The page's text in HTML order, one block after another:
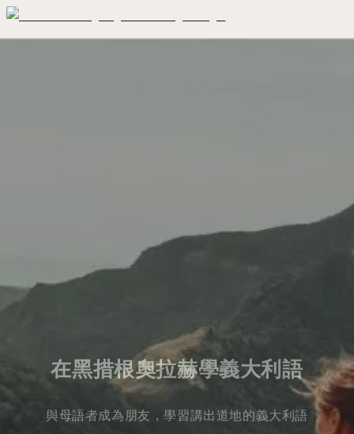
在黑措根奧拉赫學義大利語
與母語者成為朋友，學習講出道地的義大利語